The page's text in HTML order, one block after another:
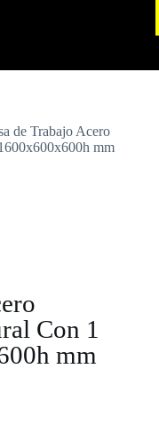
de Trabajo Acero
mm
Con 1
mm